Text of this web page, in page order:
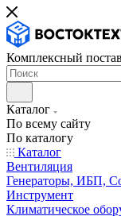
Комплексный
Каталог
По всему сайту
По каталогу
Каталог
Вентиляция
Генераторы, ИБП,
Инструмент
Климатическое